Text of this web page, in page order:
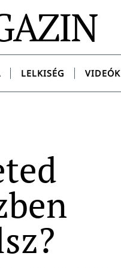
LELKISÉG VIDEÓK